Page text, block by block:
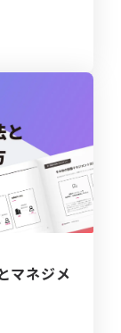
マネジメ